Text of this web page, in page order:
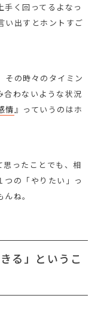
く回ってるよなっ
い出すとホントすご
その時々のタイミン
合わないような状況
情 』っていうのはホ
思ったことでも、相
つの「やりたい」っ
ね。
る」というこ